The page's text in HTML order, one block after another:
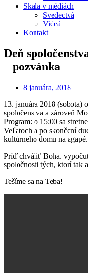
Skala v médiách
Svedectvá
Videá
Kontakt
Deň
– pozvánka
8 januára, 2018
13. januára 2018 (sobota)
spoločenstva a zároveň
Program: o 15:00 sa
Veľatoch a po skončení
kultúrneho domu na agapé.
Príď chváliť Boha,
spoločnosti tých, ktorí tak
Tešíme sa na Teba!